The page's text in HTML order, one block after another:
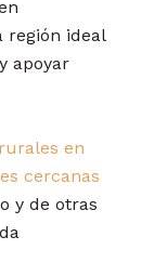
región ideal
apoyar
en
cercanas
y de otras